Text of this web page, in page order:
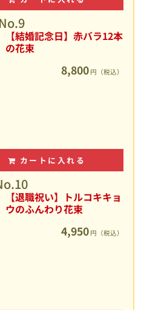
【結婚記念日】赤バラ12本
の花束
8,800 円（税込）
カートに入れる
【退職祝い】トルコキキョ
ウのふんわり花束
4,950 円（税込）